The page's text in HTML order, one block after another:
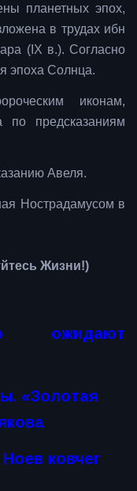
планетных эпох,
в трудах ибн
(IX в.). Согласно
эпоха Солнца.
иконам,
предсказаниям
Авеля.
Нострадамусом в
Жизни!)
ожидают
«Золотая
ковчег